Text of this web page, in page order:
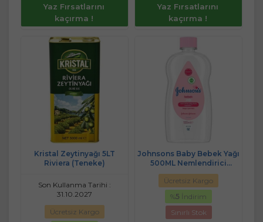
Yaz Fırsatlarını
kaçırma !
Yaz Fırsatlarını
kaçırma !
Kristal Zeytinyağı 5LT
Riviera (Teneke)
Son Kullanma Tarihi :
31.10.2027
Ücretsiz Kargo
Johnsons Baby Bebek Yağı
500ML Nemlendirici
(Pembe)
Ücretsiz Kargo
%5 İndirim
Sınırlı Stok